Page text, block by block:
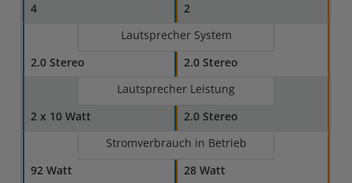
4
2
Lautsprecher System
2.0 Stereo
2.0 Stereo
Lautsprecher Leistung
2 x 10 Watt
2.0 Stereo
Stromverbrauch in Betrieb
92 Watt
28 Watt